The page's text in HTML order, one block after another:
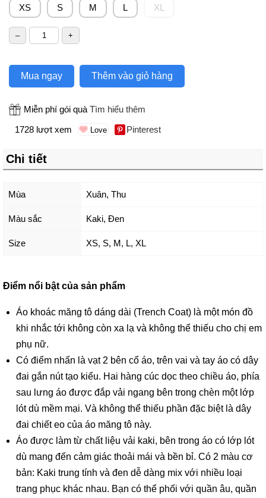
XS
S M L XL
Mua ngay Thêm vào giỏ hàng
Miễn phí gói quà Tìm hiểu thêm
1728 lượt xem
Pinterest
Chi tiết
Mùa Xuân, Thu
Màu sắc Kaki, Đen
Size XS, S, M, L, XL
Điểm nổi bật của sản phẩm
Áo khoác măng tô dáng dài (Trench Coat) là một món đồ
khi nhắc tới không còn xa lạ và không thể thiếu cho chị em
phụ nữ.
Có điểm nhấn là vạt 2 bên cổ áo, trên vai và tay áo có dây
đai gắn nút tạo kiểu. Hai hàng cúc dọc theo chiều áo, phía
sau lưng áo được đắp vải ngang bên trong chèn một lớp
lót dù mềm mại. Và không thể thiếu phần đặc biệt là dây
đai chiết eo của áo măng tô này.
Áo được làm từ chất liệu vải kaki, bên trong áo có lớp lót
dù mang đến cảm giác thoải mái và bền bỉ. Có 2 màu cơ
bản: Kaki trung tính và đen dễ dàng mix với nhiều loại
trang phục khác nhau. Bạn có thể phối với quần âu, quần